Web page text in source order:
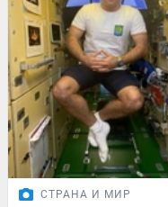
СТРАНА И МИР